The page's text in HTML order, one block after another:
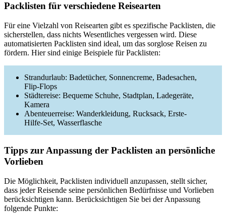
Packlisten für verschiedene Reisearten
Für eine Vielzahl von Reisearten gibt es spezifische Packlisten, die
sicherstellen, dass nichts Wesentliches vergessen wird. Diese
automatisierten Packlisten sind ideal, um das sorglose Reisen zu
fördern. Hier sind einige Beispiele für Packlisten:
Strandurlaub: Badetücher, Sonnencreme, Badesachen,
Flip-Flops
Städtereise: Bequeme Schuhe, Stadtplan, Ladegeräte,
Kamera
Abenteuerreise: Wanderkleidung, Rucksack, Erste-
Hilfe-Set, Wasserflasche
Tipps zur Anpassung der Packlisten an persönliche
Vorlieben
Die Möglichkeit, Packlisten individuell anzupassen, stellt sicher,
dass jeder Reisende seine persönlichen Bedürfnisse und Vorlieben
berücksichtigen kann. Berücksichtigen Sie bei der Anpassung
folgende Punkte: